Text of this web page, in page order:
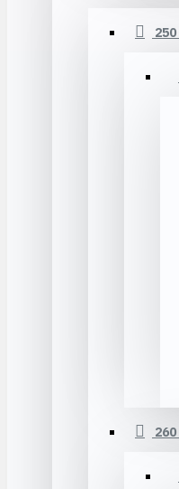
250
260